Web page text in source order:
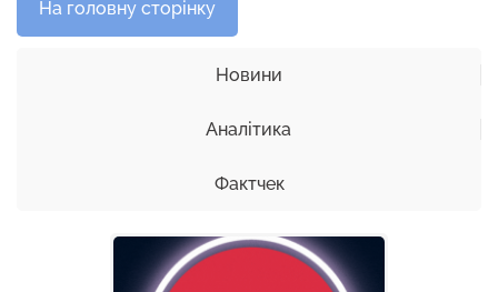
На головну сторінку
Новини
Аналітика
Фактчек